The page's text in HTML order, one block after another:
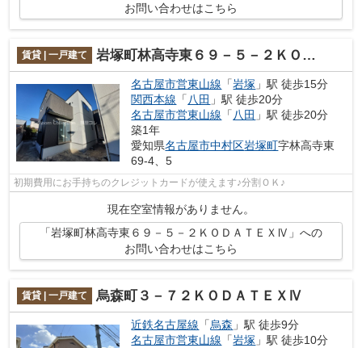
お問い合わせはこちら
賃貸 | 一戸建て 岩塚町林高寺東６９－５－２ＫＯＤＡＴＥＸⅣ
名古屋市営東山線 「岩塚 」駅 徒歩15分
関西本線 「 八田 」駅 徒歩20分
名古屋市営東山線 「 八田 」駅 徒歩20分
築1年
愛知県名古屋市中村区岩塚町字林高寺東
69-4、5
初期費用にお手持ちのクレジットカードが使えます♪分割ＯＫ♪
現在空室情報がありません。
「岩塚町林高寺東６９－５－２ＫＯＤＡＴＥＸⅣ」への
お問い合わせはこちら
賃貸 | 一戸建て 烏森町３－７２ＫＯＤＡＴＥＸⅣ
近鉄名古屋線 「烏森 」駅 徒歩9分
名古屋市営東山線 「岩塚 」駅 徒歩10分